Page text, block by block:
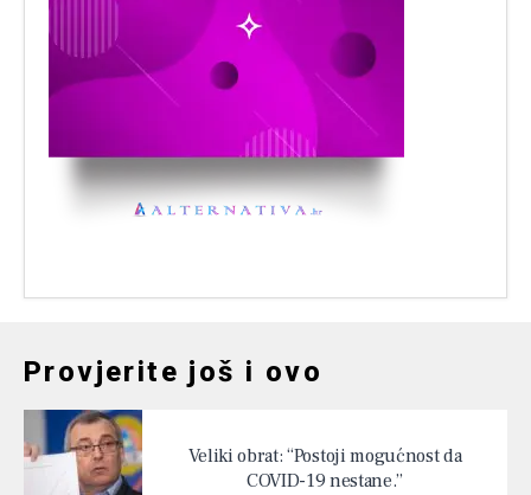
Provjerite još i ovo
Veliki obrat: “Postoji mogućnost da
COVID-19 nestane.”